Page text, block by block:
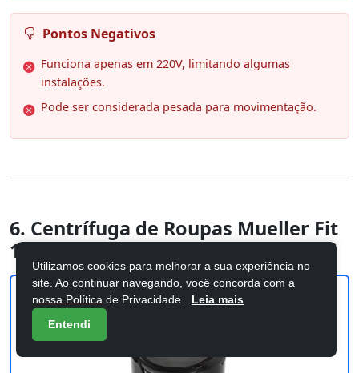
Pontos Negativos
Funciona apenas em 220V, limitando algumas
instalações.
Pode ser considerada pesada para movimentação.
6. Centrífuga de Roupas Mueller Fit
15Kg de roupa molhada Preta 127V
Utilizamos cookies para melhorar a sua experiência no
site. Ao continuar navegando, você concorda com a
nossa Política de Privacidade.
Leia mais
Entendi